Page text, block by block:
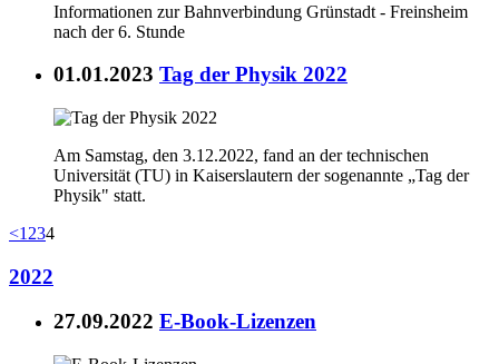
Informationen zur Bahnverbindung Grünstadt - Freinsheim
nach der 6. Stunde
01.01.2023 Tag der Physik 2022
Am Samstag, den 3.12.2022, fand an der technischen
Universität (TU) in Kaiserslautern der sogenannte „Tag der
Physik" statt.
<1 234
2022
27.09.2022 E-Book-Lizenzen